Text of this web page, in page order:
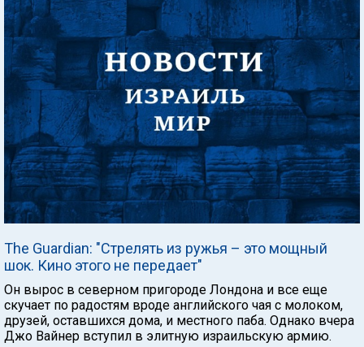
The Guardian: "Стрелять из ружья – это мощный
шок. Кино этого не передает"
Он вырос в северном пригороде Лондона и все еще
скучает по радостям вроде английского чая с молоком,
друзей, оставшихся дома, и местного паба. Однако вчера
Джо Вайнер вступил в элитную израильскую армию.